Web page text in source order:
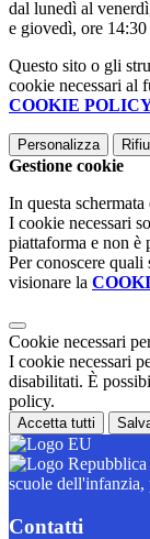
dal lunedì al
e giovedì, ore
Questo sito o gli
cookie necessari al
COOKIE
Personalizza
Gestione cookie
In questa
I cookie necessari
piattaforma e non è
Per conoscere
visionare la
Cookie necessari
I cookie necessari
disabilitati. È
policy.
Accetta tutti
scuole dell'infanzia,
Contatti